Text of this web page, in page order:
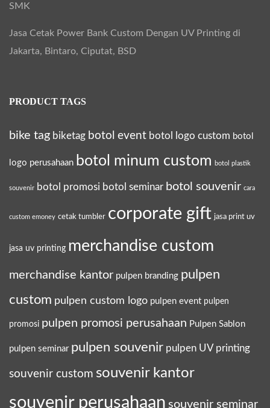
SMK
Jasa Cetak Power Bank Custom Dengan UV Printing di
Jakarta, Bintaro, Ciputat, BSD
PRODUCT TAGS
bike tag biketag botol event botol logo custom botol
logo perusahaan botol minum custom botol plastik
souvenir botol promosi botol seminar botol souvenir cara
custom emoney cetak tumbler corporate gift jasa print uv
jasa uv printing merchandise custom
merchandise kantor pulpen branding pulpen
custom pulpen custom logo pulpen event pulpen
promosi pulpen promosi perusahaan Pulpen Sablon
pulpen seminar pulpen souvenir pulpen UV printing
souvenir custom souvenir kantor
souvenir perusahaan souvenir seminar